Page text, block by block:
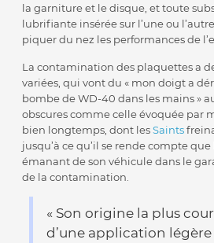
la garniture et le disque, et toute
lubrifiante insérée sur l’une ou
piquer du nez les performances de
La contamination des plaquettes a
variées, qui vont du « mon doigt a
bombe de WD-40 dans les mains »
obscures comme celle évoquée par
bien longtemps, dont lesSaints
jusqu’à ce qu’il se rende compte
émanant de son véhicule dans le
de la contamination.
« Son origine la plus
d’une application